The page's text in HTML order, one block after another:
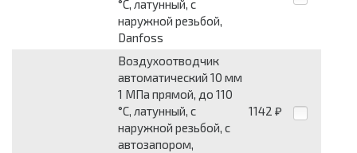
°C, латунный, с
наружной резьбой,
Danfoss
Воздухоотводчик
автоматический 10 мм
1 МПа прямой, до 110
°C, латунный, с
наружной резьбой, с
автозапором,
1142 ₽